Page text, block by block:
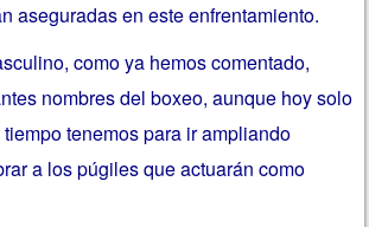
aseguradas en este enfrentamiento.
como ya hemos comentado,
nombres del boxeo, aunque hoy solo
tenemos para ir ampliando
a los púgiles que actuarán como